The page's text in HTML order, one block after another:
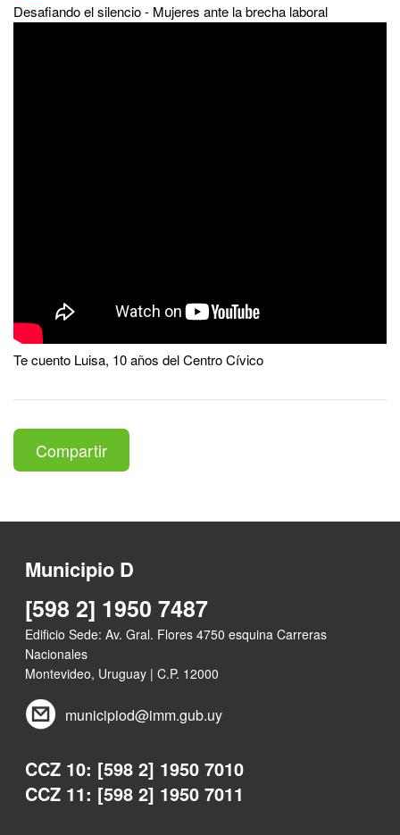
Desafiando el silencio - Mujeres ante la brecha laboral
Te cuento Luisa, 10 años del Centro Cívico
Compartir
Municipio D
[598 2] 1950 7487
Edificio Sede: Av. Gral. Flores 4750 esquina Carreras
Nacionales
Montevideo, Uruguay | C.P. 12000
municipiod@imm.gub.uy
CCZ 10: [598 2] 1950 7010
CCZ 11: [598 2] 1950 7011